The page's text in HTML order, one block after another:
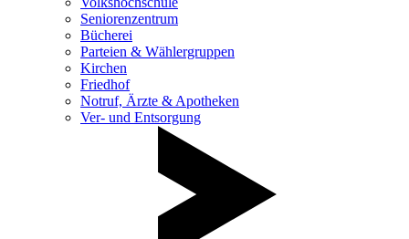
Seniorenzentrum
Bücherei
Parteien & Wählergruppen
Kirchen
Friedhof
Notruf, Ärzte & Apotheken
Ver- und Entsorgung